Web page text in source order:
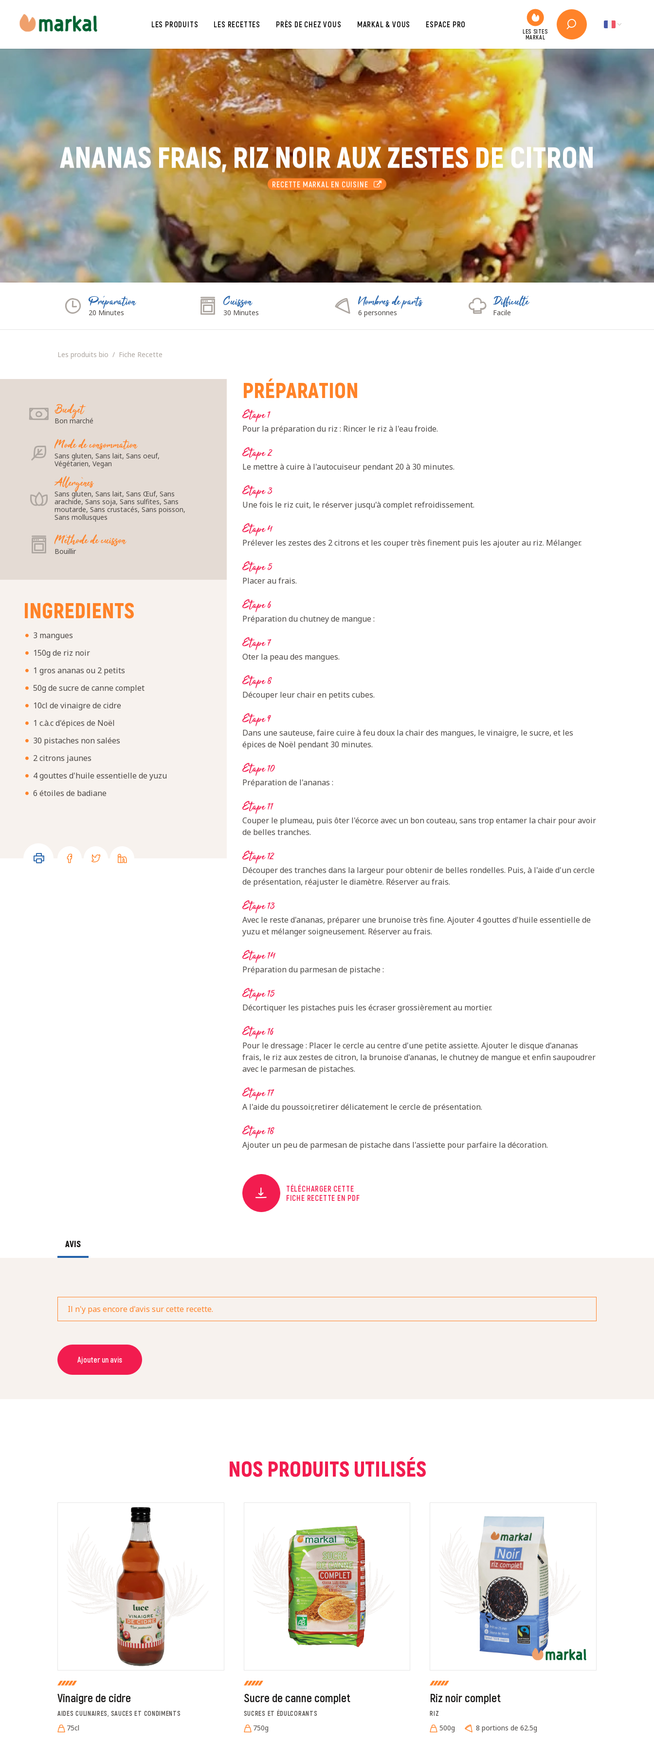
LES PRODUITS LES RECETTES PRÈS DE CHEZ VOUS MARKAL & VOUS ESPACE PRO
ANANAS FRAIS, RIZ NOIR AUX ZESTES DE CITRON
RECETTE MARKAL EN CUISINE
Préparation
20 Minutes
Cuisson
30 Minutes
Nombres de parts
6 personnes
Difficulté
Facile
Les produits bio Fiche Recette
Budget
Bon marché
Mode de consommation
Sans gluten, Sans lait, Sans oeuf,
Végétarien, Vegan
Allergènes
Sans gluten, Sans lait, Sans Œuf, Sans
arachide, Sans soja, Sans sulfites, Sans
moutarde, Sans crustacés, Sans poisson,
Sans mollusques
Méthode de cuisson
Bouillir
INGREDIENTS
3 mangues
150g de riz noir
1 gros ananas ou 2 petits
50g de sucre de canne complet
10cl de vinaigre de cidre
1 c.à.c d'épices de Noël
30 pistaches non salées
2 citrons jaunes
4 gouttes d'huile essentielle de yuzu
6 étoiles de badiane
PRÉPARATION
Etape 1
Pour la préparation du riz : Rincer le riz à l'eau froide.
Etape 2
Le mettre à cuire à l'autocuiseur pendant 20 à 30 minutes.
Etape 3
Une fois le riz cuit, le réserver jusqu'à complet refroidissement.
Etape 4
Prélever les zestes des 2 citrons et les couper très finement puis les ajouter au riz. Mélanger.
Etape 5
Placer au frais.
Etape 6
Préparation du chutney de mangue :
Etape 7
Oter la peau des mangues.
Etape 8
Découper leur chair en petits cubes.
Etape 9
Dans une sauteuse, faire cuire à feu doux la chair des mangues, le vinaigre, le sucre, et les
épices de Noël pendant 30 minutes.
Etape 10
Préparation de l'ananas :
Etape 11
Couper le plumeau, puis ôter l'écorce avec un bon couteau, sans trop entamer la chair pour avoir
de belles tranches.
Etape 12
Découper des tranches dans la largeur pour obtenir de belles rondelles. Puis, à l'aide d'un cercle
de présentation, réajuster le diamètre. Réserver au frais.
Etape 13
Avec le reste d'ananas, préparer une brunoise très fine. Ajouter 4 gouttes d'huile essentielle de
yuzu et mélanger soigneusement. Réserver au frais.
Etape 14
Préparation du parmesan de pistache :
Etape 15
Décortiquer les pistaches puis les écraser grossièrement au mortier.
Etape 16
Pour le dressage : Placer le cercle au centre d'une petite assiette. Ajouter le disque d'ananas
frais, le riz aux zestes de citron, la brunoise d'ananas, le chutney de mangue et enfin saupoudrer
avec le parmesan de pistaches.
Etape 17
A l'aide du poussoir,retirer délicatement le cercle de présentation.
Etape 18
Ajouter un peu de parmesan de pistache dans l'assiette pour parfaire la décoration.
TÉLÉCHARGER CETTE
FICHE RECETTE EN PDF
AVIS
Il n'y pas encore d'avis sur cette recette.
Ajouter un avis
NOM *
En cochant cette case, je donne mon accord pour que markal utilise les données saisies dans ce formulaire pour traiter et afficher le nom saisi, la note et le
commentaire de manière publique sur cette page. Pour plus d'informations sur le traitement de ces données, consulter la page des mentions légales. *
Fermer Envoyer
NOS PRODUITS UTILISÉS
Vinaigre de cidre
AIDES CULINAIRES, SAUCES ET CONDIMENTS
75cl
Sucre de canne complet
SUCRES ET ÉDULCORANTS
750g
Riz noir complet
RIZ
500g 8 portions de 62.5g